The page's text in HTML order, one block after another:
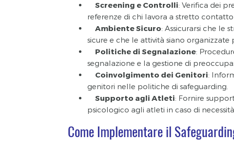
Screening e Controlli: Verifica dei
referenze di chi lavora a stretto contatto
Ambiente Sicuro: Assicurarsi che le
sicure e che le attività siano organizzate
Politiche di Segnalazione:
segnalazione e la gestione di
Coinvolgimento dei Genitori:
genitori nelle politiche di safeguarding.
Supporto agli Atleti: Fornire
psicologico agli atleti in caso di necessità.
Come Implementare il